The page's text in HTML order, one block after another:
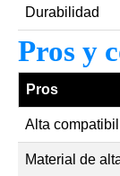
Durabilidad
Pros y
Pros
Alta
Material de